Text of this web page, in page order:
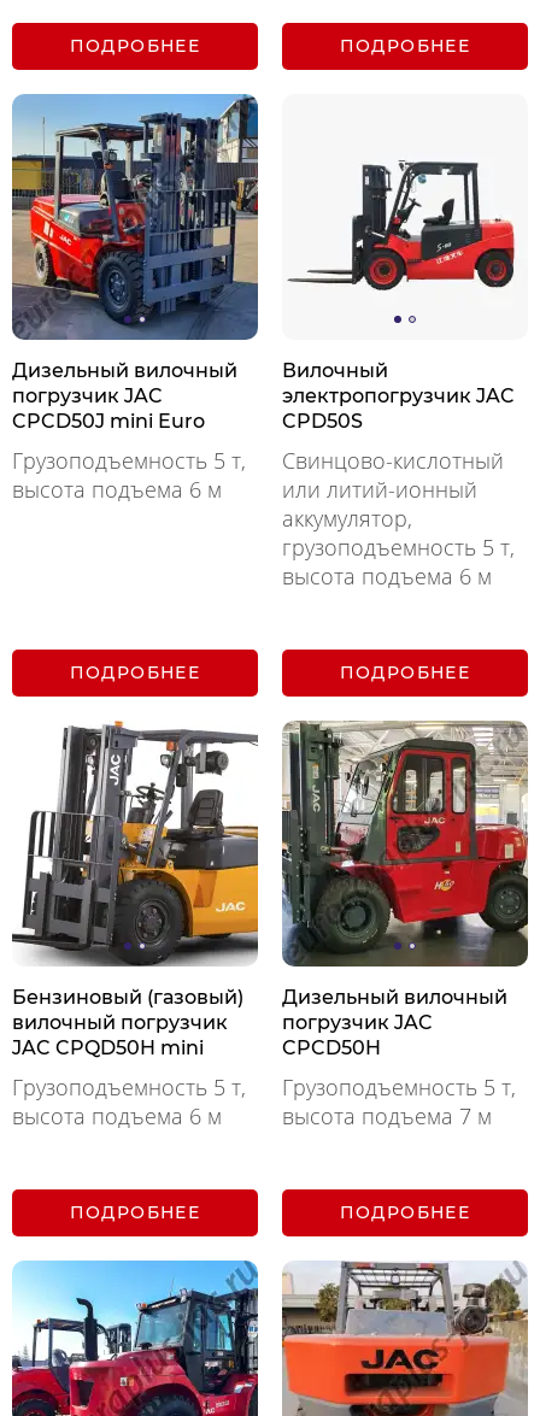
ПОДРОБНЕЕ ПОДРОБНЕЕ
Дизельный вилочный
погрузчик JAC
CPCD50J mini Euro
Грузоподъемность 5 т,
высота подъема 6 м
ПОДРОБНЕЕ
Вилочный
электропогрузчик JAC
CPD50S
Свинцово-кислотный
или литий-ионный
аккумулятор,
грузоподъемность 5 т,
высота подъема 6 м
ПОДРОБНЕЕ
Бензиновый (газовый)
вилочный погрузчик
JAC CPQD50H mini
Грузоподъемность 5 т,
высота подъема 6 м
ПОДРОБНЕЕ
Дизельный вилочный
погрузчик JAC
CPCD50H
Грузоподъемность 5 т,
высота подъема 7 м
ПОДРОБНЕЕ